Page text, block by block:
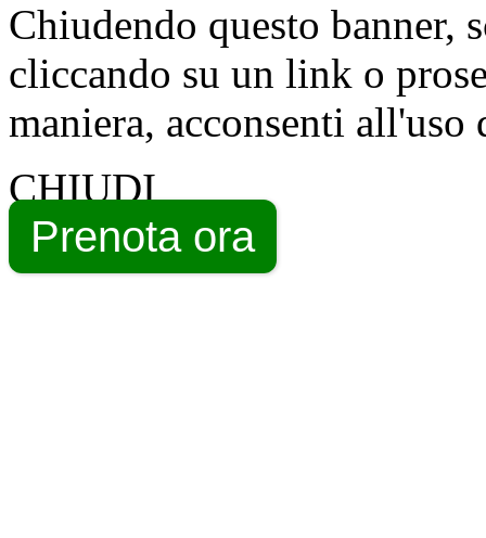
Chiudendo questo banner,
cliccando su un link o
maniera, acconsenti all'uso
CHIUDI
Prenota ora